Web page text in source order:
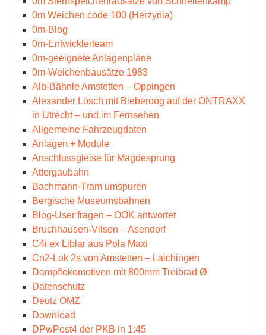
0m Weichen code 100 (Herzynia)
0m-Blog
0m-Entwicklerteam
0m-geeignete Anlagenpläne
0m-Weichenbausätze 1983
Alb-Bähnle Amstetten – Oppingen
Alexander Lösch mit Bieberoog auf der ONTRAXX
in Utrecht – und im Fernsehen
Allgemeine Fahrzeugdaten
Anlagen + Module
Anschlussgleise für Mägdesprung
Attergaubahn
Bachmann-Tram umspuren
Bergische Museumsbahnen
Blog-User fragen – OOK antwortet
Bruchhausen-Vilsen – Asendorf
C4i ex Liblar aus Pola Maxi
Cn2-Lok 2s von Amstetten – Laichingen
Dampflokomotiven mit 800mm Treibrad Ø
Datenschutz
Deutz OMZ
Download
DPwPost4 der PKB in 1:45